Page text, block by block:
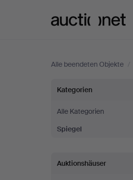
Alle beendeten Objekte /
Spiegel
bei
Lawrences
Auctioneers
Kategorien
Alle Kategorien
Spiegel
Auktionshäuser